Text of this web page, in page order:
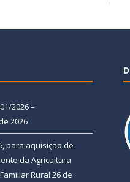
2026 –
2026
para aquisição de
da Agricultura
Rural 26 de